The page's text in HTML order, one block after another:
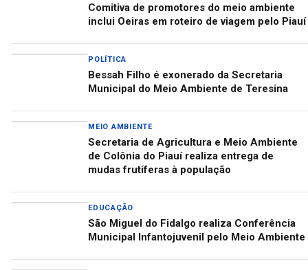
Comitiva de promotores do meio ambiente
inclui Oeiras em roteiro de viagem pelo Piauí
POLÍTICA
Bessah Filho é exonerado da Secretaria
Municipal do Meio Ambiente de Teresina
MEIO AMBIENTE
Secretaria de Agricultura e Meio Ambiente
de Colônia do Piauí realiza entrega de
mudas frutíferas à população
EDUCAÇÃO
São Miguel do Fidalgo realiza Conferência
Municipal Infantojuvenil pelo Meio Ambiente